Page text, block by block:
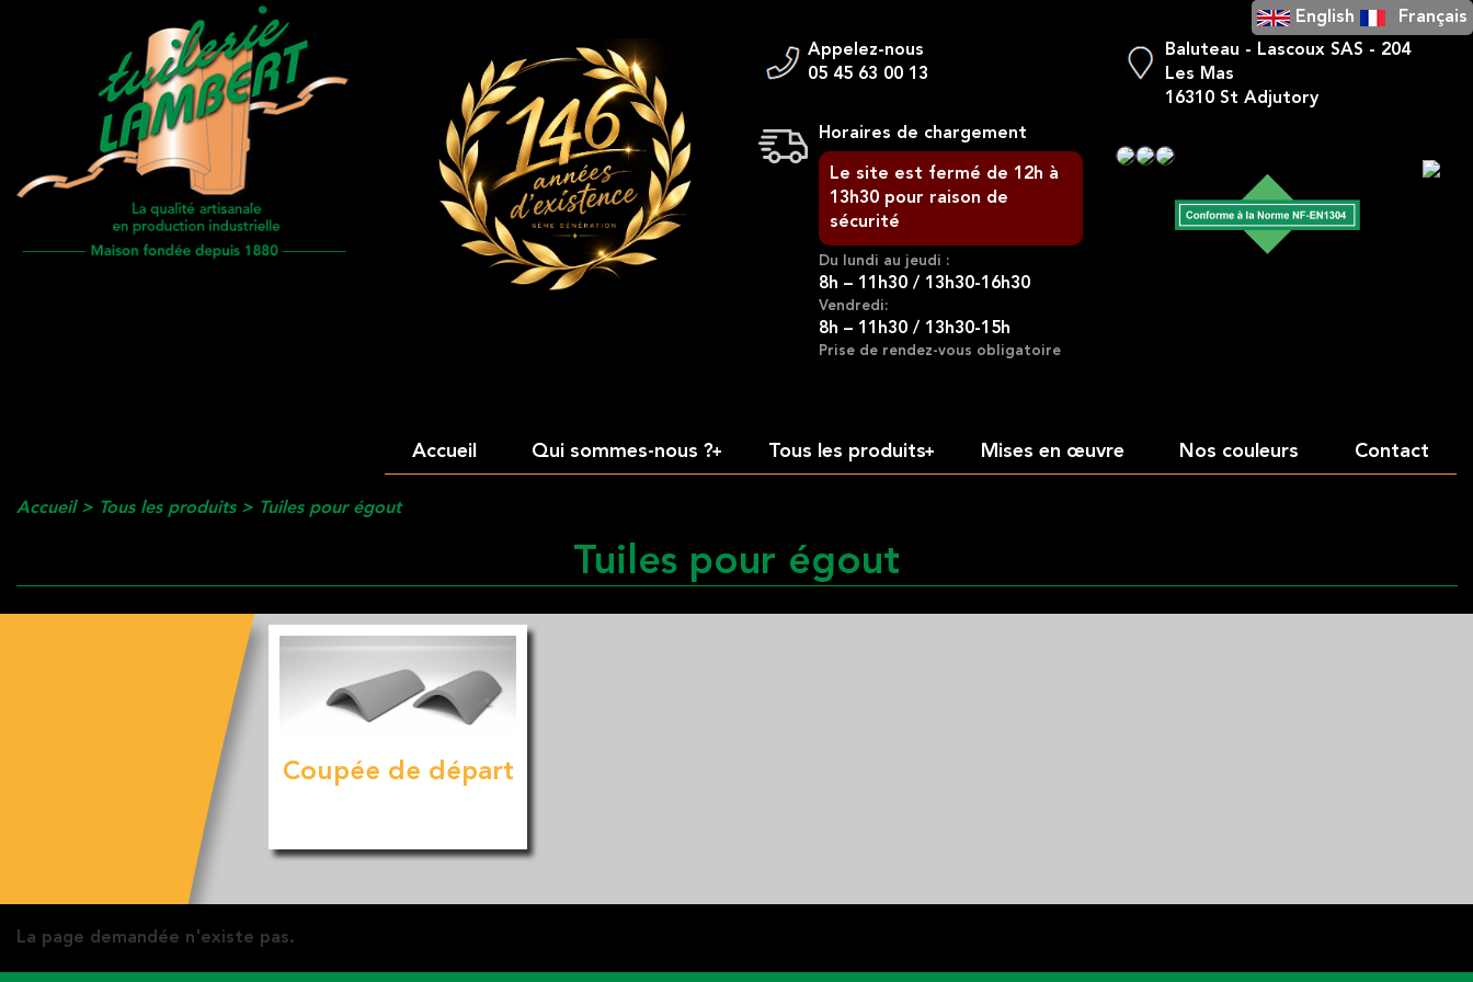
Appelez-nous
05 45 63 00 13
Horaires de chargement
Le site est fermé de 12h à
13h30 pour raison de
sécurité
Du lundi au jeudi :
8h – 11h30 / 13h30-16h30
Vendredi:
8h – 11h30 / 13h30-15h
Prise de rendez-vous obligatoire
Baluteau - Lascoux SAS - 204
Les Mas
16310 St Adjutory
Accueil +
Qui sommes-nous ? +
Tous les produits Mises en œuvre Nos couleurs Contact
English Français
Accueil> Tous les produits> Tuiles pour égout
Tuiles pour égout
Coupée de départ
La page demandée n'existe pas.